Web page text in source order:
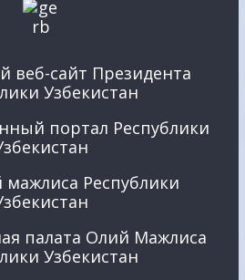
веб-сайт Президента
Узбекистан
портал Республики
Республики
палата Олий Мажлиса
Узбекистан